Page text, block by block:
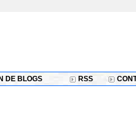
DE BLOGS RSS